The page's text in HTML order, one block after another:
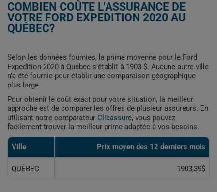
COMBIEN COÛTE L'ASSURANCE DE
VOTRE FORD EXPEDITION 2020 AU
QUÉBEC?
Selon les données fournies, la prime moyenne pour le Ford
Expedition 2020 à Québec s'établit à 1903 $. Aucune autre ville
n'a été fournie pour établir une comparaison géographique
plus large.
Pour obtenir le coût exact pour votre situation, la meilleur
approche est de comparer les offres de plusieur assureurs. En
utilisant notre comparateur Clicassure, vous pouvez
facilement trouver la meilleur prime adaptée à vos besoins.
Ville Prix ​​moyen des 12 derniers mois
QUÉBEC 1903,39$